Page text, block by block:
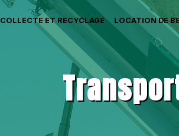
COLLECTE ET RECYCLAGE LOCATION DE